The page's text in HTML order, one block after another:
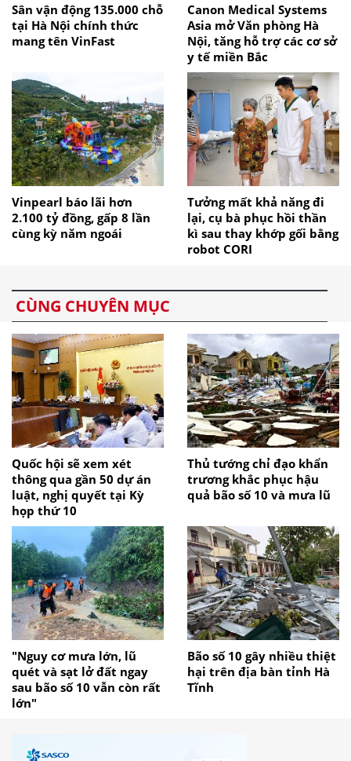
Sân vận động 135.000 chỗ
tại Hà Nội chính thức
mang tên VinFast
Canon Medical Systems
Asia mở Văn phòng Hà
Nội, tăng hỗ trợ các cơ sở
y tế miền Bắc
Vinpearl báo lãi hơn
2.100 tỷ đồng, gấp 8 lần
cùng kỳ năm ngoái
Tưởng mất khả năng đi
lại, cụ bà phục hồi thần
kì sau thay khớp gối bằng
robot CORI
CÙNG CHUYÊN MỤC
Quốc hội sẽ xem xét
thông qua gần 50 dự án
luật, nghị quyết tại Kỳ
họp thứ 10
Thủ tướng chỉ đạo khẩn
trương khắc phục hậu
quả bão số 10 và mưa lũ
"Nguy cơ mưa lớn, lũ
quét và sạt lở đất ngay
sau bão số 10 vẫn còn rất
lớn"
Bão số 10 gây nhiều thiệt
hại trên địa bàn tỉnh Hà
Tĩnh